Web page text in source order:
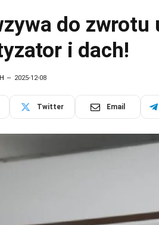
do zwrotu
i dach!
2025-12-08
Twitter Email